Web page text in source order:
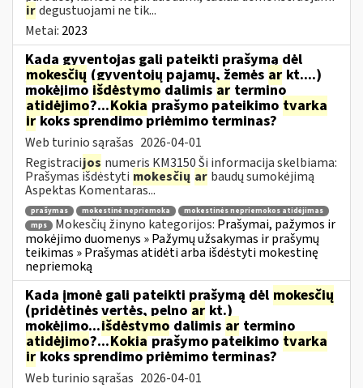
irdegustuojami ne tik...
Metai: 2023
Kada gyventojas gali pateikti prašymą dėl
mokesčių (gyventojų pajamų, žemės ar kt....)
mokėjimo išdėstymo dalimis ar termino
atidėjimo?...Kokiaprašymo pateikimo tvarka
irkoks sprendimo priėmimo terminas?
Web turinio sąrašas 2026-04-01
Registracijos numeris KM3150 Ši informacija skelbiama:
Prašymas išdėstyti mokesčių ar baudų sumokėjimą
Aspektas Komentaras...
prašymas mokestinė nepriemoka
mokestinės nepriemokos atidėjimas
mps
Mokesčių žinyno kategorijos: Prašymai, pažymos ir
mokėjimo duomenys » Pažymų užsakymas ir prašymų
teikimas » Prašymas atidėti arba išdėstyti mokestinę
nepriemoką
Kada įmonė gali pateikti prašymą dėl mokesčių
(pridėtinės vertės, pelno ar kt.)
mokėjimo...išdėstymo dalimis ar termino
atidėjimo?...Kokiaprašymo pateikimo tvarka
irkoks sprendimo priėmimo terminas?
Web turinio sąrašas 2026-04-01